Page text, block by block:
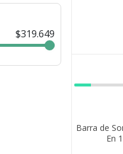
$319.649
Barra de
En